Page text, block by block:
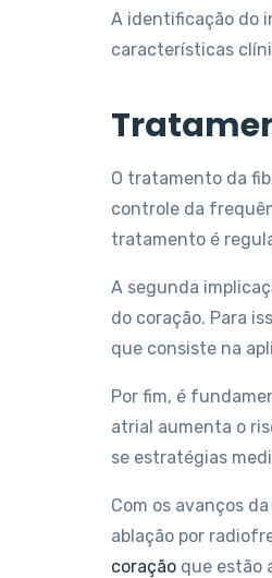
A identificação do
características
O tratamento da
controle da
tratamento é
A segunda
do coração. Para
que consiste na
Por fim, é
atrial aumenta o
se estratégias
Com os avanços
ablação por
coração que estão